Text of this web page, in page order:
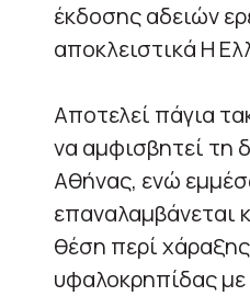
έκδοσης αδειών
αποκλειστικά Η
Αποτελεί πάγια
να αμφισβητεί τη
Αθήνας, ενώ
επαναλαμβάνεται
θέση περί
υφαλοκρηπίδας με